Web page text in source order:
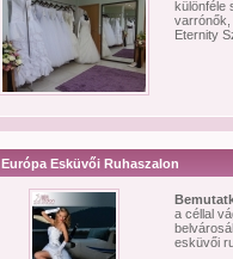
különféle
varrónők,
Eternity
Európa Esküvői Ruhaszalon
a céllal
esküvői